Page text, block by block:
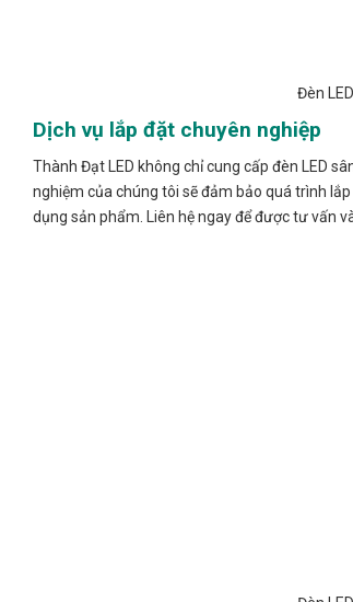
Đèn
Dịch vụ lắp đặt chuyên nghiệp
Thành Đạt LED không chỉ cung cấp đèn LED
nghiệm của chúng tôi sẽ đảm bảo quá trình
dụng sản phẩm. Liên hệ ngay để được tư vấn